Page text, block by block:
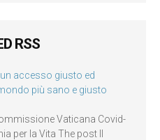
RSS
accesso giusto ed
più sano e giusto
Vaticana Covid-
per la Vita The post Il